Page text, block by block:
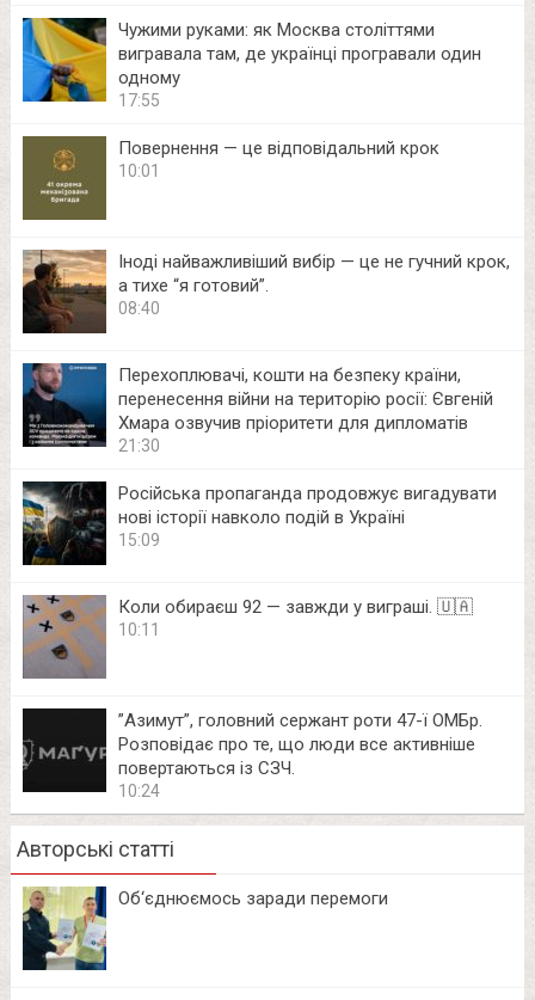
Чужими руками: як Москва століттями
вигравала там, де українці програвали один
одному
17:55
Повернення — це відповідальний крок
10:01
Іноді найважливіший вибір — це не гучний крок,
а тихе “я готовий”.
08:40
Перехоплювачі, кошти на безпеку країни,
перенесення війни на територію росії: Євгеній
Хмара озвучив пріоритети для дипломатів
21:30
Російська пропаганда продовжує вигадувати
нові історії навколо подій в Україні
15:09
Коли обираєш 92 — завжди у виграші. 🇺🇦
10:11
⁨”Азимут”, головний сержант роти 47-ї ОМБр.
Розповідає про те, що люди все активніше
повертаються із СЗЧ.
10:24
Авторські статті
Об‘єднюємось заради перемоги